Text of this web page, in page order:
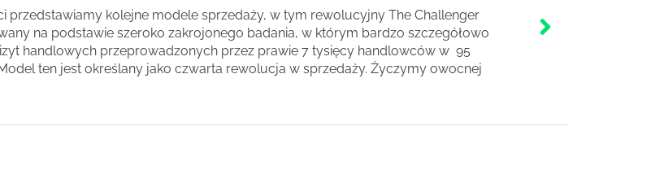
przedstawiamy kolejne modele sprzedaży, w tym rewolucyjny The Challenger
na podstawie szeroko zakrojonego badania, w którym bardzo szczegółowo
handlowych przeprowadzonych przez prawie 7 tysięcy handlowców w 95
ten jest określany jako czwarta rewolucja w sprzedaży. Życzymy owocnej